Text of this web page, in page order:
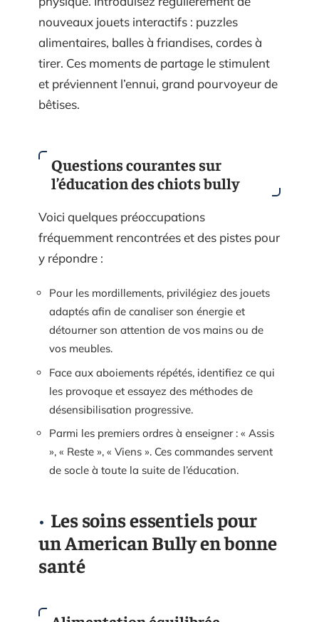
nouveaux jouets interactifs : puzzles
alimentaires, balles à friandises, cordes à
tirer. Ces moments de partage le stimulent
et préviennent l’ennui, grand pourvoyeur de
bêtises.
Questions courantes sur
l’éducation des chiots bully
Voici quelques préoccupations
fréquemment rencontrées et des pistes pour
y répondre :
Pour les mordillements, privilégiez des jouets
adaptés afin de canaliser son énergie et
détourner son attention de vos mains ou de
vos meubles.
Face aux aboiements répétés, identifiez ce qui
les provoque et essayez des méthodes de
désensibilisation progressive.
Parmi les premiers ordres à enseigner : « Assis
», « Reste », « Viens ». Ces commandes servent
de socle à toute la suite de l’éducation.
Les soins essentiels pour
un American Bully en bonne
santé